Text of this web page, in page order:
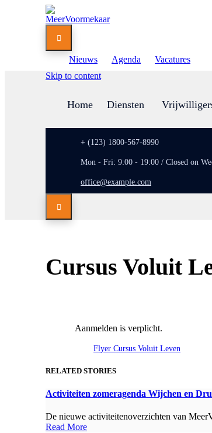

Nieuws Agenda
Vacatures
Skip to content
Home Diensten
+ (123) 1800-567-8990
Mon - Fri: 9:00 - 19:00 / Closed on
office@example.com

Cursus Voluit
Aanmelden is verplicht.
Flyer Cursus Voluit Leven
RELATED STORIES
Activiteiten zomeragenda Wijchen en
De nieuwe activiteitenoverzichten van
Read More